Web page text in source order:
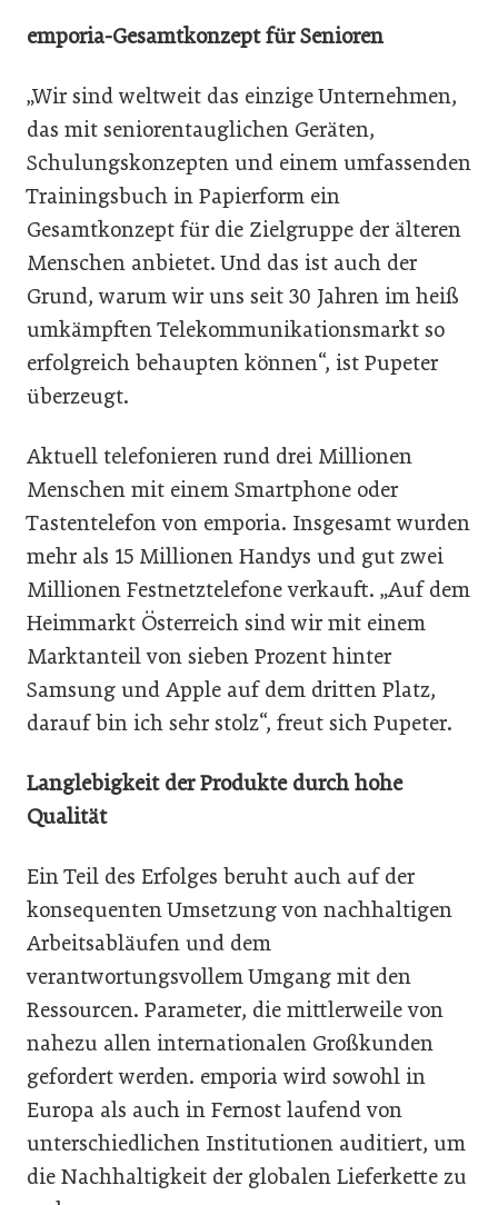
emporia-Gesamtkonzept für Senioren
„Wir sind weltweit das einzige Unternehmen,
das mit seniorentauglichen Geräten,
Schulungskonzepten und einem umfassenden
Trainingsbuch in Papierform ein
Gesamtkonzept für die Zielgruppe der älteren
Menschen anbietet. Und das ist auch der
Grund, warum wir uns seit 30 Jahren im heiß
umkämpften Telekommunikationsmarkt so
erfolgreich behaupten können“, ist Pupeter
überzeugt.
Aktuell telefonieren rund drei Millionen
Menschen mit einem Smartphone oder
Tastentelefon von emporia. Insgesamt wurden
mehr als 15 Millionen Handys und gut zwei
Millionen Festnetztelefone verkauft. „Auf dem
Heimmarkt Österreich sind wir mit einem
Marktanteil von sieben Prozent hinter
Samsung und Apple auf dem dritten Platz,
darauf bin ich sehr stolz“, freut sich Pupeter.
Langlebigkeit der Produkte durch hohe
Qualität
Ein Teil des Erfolges beruht auch auf der
konsequenten Umsetzung von nachhaltigen
Arbeitsabläufen und dem
verantwortungsvollem Umgang mit den
Ressourcen. Parameter, die mittlerweile von
nahezu allen internationalen Großkunden
gefordert werden. emporia wird sowohl in
Europa als auch in Fernost laufend von
unterschiedlichen Institutionen auditiert, um
die Nachhaltigkeit der globalen Lieferkette zu